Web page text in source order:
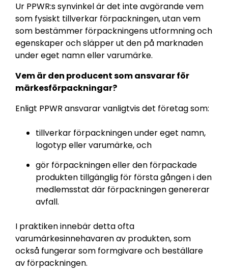
Ur PPWR:s synvinkel är det inte avgörande vem
som fysiskt tillverkar förpackningen, utan vem
som bestämmer förpackningens utformning och
egenskaper och släpper ut den på marknaden
under eget namn eller varumärke.
Vem är den producent som ansvarar för
märkesförpackningar?
Enligt PPWR ansvarar vanligtvis det företag som:
tillverkar förpackningen under eget namn,
logotyp eller varumärke, och
gör förpackningen eller den förpackade
produkten tillgänglig för första gången i den
medlemsstat där förpackningen genererar
avfall.
I praktiken innebär detta ofta
varumärkesinnehavaren av produkten, som
också fungerar som formgivare och beställare
av förpackningen.